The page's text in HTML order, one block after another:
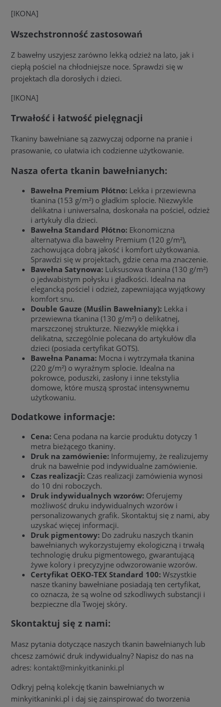
[IKONA]
Wszechstronność zastosowań
Z bawełny uszyjesz zarówno lekką odzież na lato, jak i
ciepłą pościel na chłodniejsze noce. Sprawdzi się w
projektach dla dorosłych i dzieci.
[IKONA]
Trwałość i łatwość pielęgnacji
Tkaniny bawełniane są zazwyczaj odporne na pranie i
prasowanie, co ułatwia ich codzienne użytkowanie.
Nasza oferta tkanin bawełnianych:
Bawełna Premium Płótno: Lekka i przewiewna
tkanina (153 g/m²) o gładkim splocie. Niezwykle
delikatna i uniwersalna, doskonała na pościel, odzież
i artykuły dla dzieci.
Bawełna Standard Płótno: Ekonomiczna
alternatywa dla bawełny Premium (120 g/m²),
zachowująca dobrą jakość i komfort użytkowania.
Sprawdzi się w projektach, gdzie cena ma znaczenie.
Bawełna Satynowa: Luksusowa tkanina (130 g/m²)
o jedwabistym połysku i gładkości. Idealna na
elegancką pościel i odzież, zapewniająca wyjątkowy
komfort snu.
Double Gauze (Muślin Bawełniany): Lekka i
przewiewna tkanina (130 g/m²) o delikatnej,
marszczonej strukturze. Niezwykle miękka i
delikatna, szczególnie polecana do artykułów dla
dzieci (posiada certyfikat GOTS).
Bawełna Panama: Mocna i wytrzymała tkanina
(220 g/m²) o wyraźnym splocie. Idealna na
pokrowce, poduszki, zasłony i inne tekstylia
domowe, które muszą sprostać intensywnemu
użytkowaniu.
Dodatkowe informacje:
Cena: Cena podana na karcie produktu dotyczy 1
metra bieżącego tkaniny.
Druk na zamówienie: Informujemy, że realizujemy
druk na bawełnie pod indywidualne zamówienie.
Czas realizacji: Czas realizacji zamówienia wynosi
do 10 dni roboczych.
Druk indywidualnych wzorów: Oferujemy
możliwość druku indywidualnych wzorów i
personalizowanych grafik. Skontaktuj się z nami, aby
uzyskać więcej informacji.
Druk pigmentowy: Do zadruku naszych tkanin
bawełnianych wykorzystujemy ekologiczną i trwałą
technologię druku pigmentowego, gwarantującą
żywe kolory i precyzyjne odwzorowanie wzorów.
Certyfikat OEKO-TEX Standard 100: Wszystkie
nasze tkaniny bawełniane posiadają ten certyfikat,
co oznacza, że są wolne od szkodliwych substancji i
bezpieczne dla Twojej skóry.
Skontaktuj się z nami:
Masz pytania dotyczące naszych tkanin bawełnianych lub
chcesz zamówić druk indywidualny? Napisz do nas na
adres: kontakt@minkyitkaninki.pl
Odkryj pełną kolekcję tkanin bawełnianych w
minkyitkaninki.pl i daj się zainspirować do tworzenia